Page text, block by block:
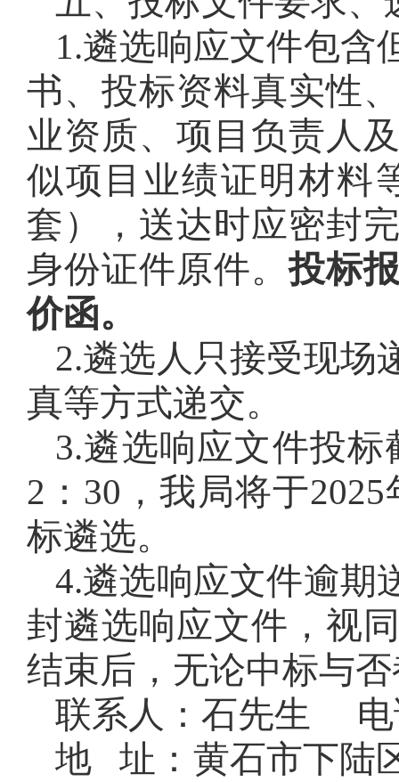
1.遴选响应文件包含
书、投标资料真实性
业资质、项目负责人
似项目业绩证明材料
套），送达时应密封
身份证件原件。投标
价函。
2.遴选人只接受现场
真等方式递交。
3.遴选响应文件投
2：30，我局将于
标遴选。
4.遴选响应文件逾期
封遴选响应文件，视
结束后，无论中标与
联系人：石先生 电
地 址：黄石市下陆